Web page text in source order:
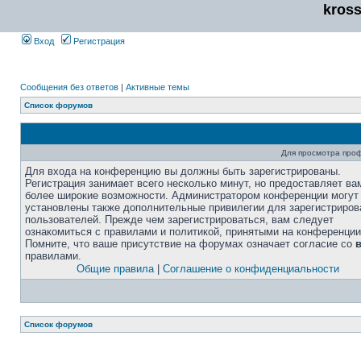
Вход Регистрация
Сообщения без ответов | Активные темы
Список форумов
Для просмотра
Для входа на конференцию вы должны быть зарегистрированы.
Регистрация занимает всего несколько минут, но предоставляет
более широкие возможности. Администратором конференции
установлены также дополнительные привилегии для
пользователей. Прежде чем зарегистрироваться, вам следует
ознакомиться с правилами и политикой, принятыми на
Помните, что ваше присутствие на форумах означает согласие со
правилами.
Общие правила| Соглашение о конфиденциальности
Список форумов